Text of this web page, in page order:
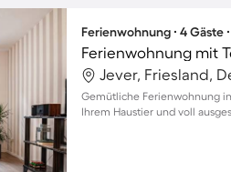
Ferienwohnung ∙ 4 Gäste
Ferienwohnung mit
Jever, Friesland,
Gemütliche Ferienwohnung
Ihrem Haustier und voll